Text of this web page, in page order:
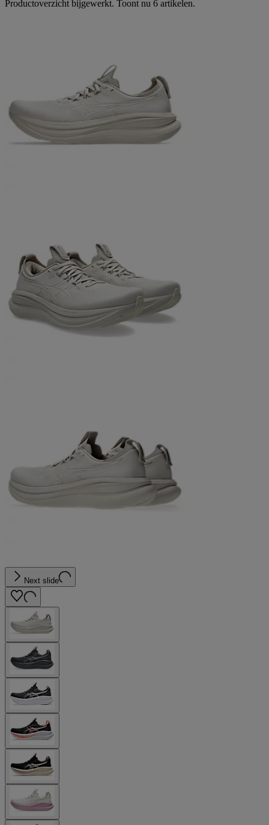
Productoverzicht bijgewerkt. Toont nu 6 artikelen.
Next slide